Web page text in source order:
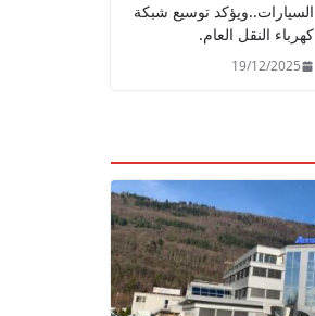
السيارات..ويؤكد توسيع شبكة
كهرباء النقل العام.
19/12/2025